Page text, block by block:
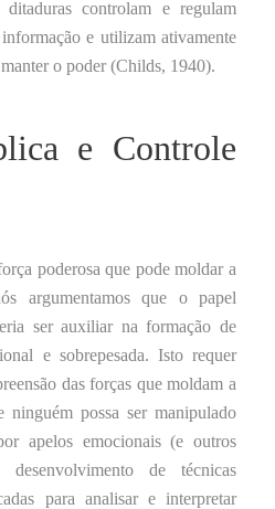
controlam e regulam
e utilizam ativamente
o poder (Childs, 1940).
e Controle
poderosa que pode moldar a
argumentamos que o papel
ser auxiliar na formação de
e sobrepesada. Isto requer
das forças que moldam a
ninguém possa ser manipulado
apelos emocionais (e outros
de técnicas
para analisar e interpretar